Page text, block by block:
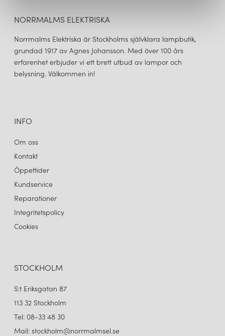
NORRMALMS ELEKTRISKA
Norrmalms Elektriska är Stockholms självklara lampbutik,
grundad 1917 av Agnes Johansson. Med över 100 års
erfarenhet erbjuder vi ett brett utbud av lampor och
belysning. Välkommen in!
INFO
Om oss
Kontakt
Öppettider
Kundservice
Reparationer
Integritetspolicy
Cookies
STOCKHOLM
S:t Eriksgatan 87
113 32 Stockholm
Tel: 08-33 48 30
Mail: stockholm@norrmalmsel.se